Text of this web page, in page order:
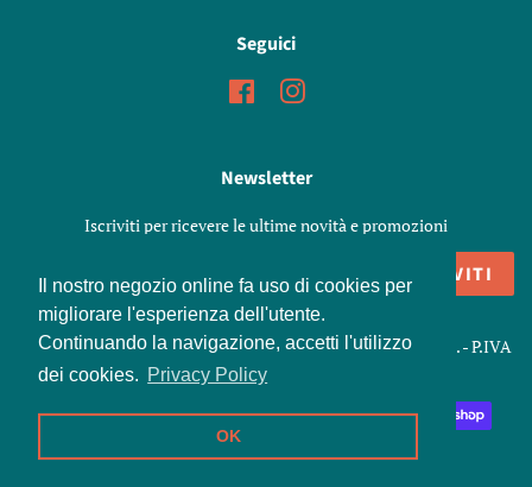
Il nostro negozio online fa uso di cookies per
migliorare l'esperienza dell'utente.
Continuando la navigazione, accetti l'utilizzo
dei cookies. Privacy Policy
OK
Seguici
FacebookInstagram
Newsletter
Iscriviti per ricevere le ultime novità e promozioni
ISCRIVITI
Copyright © 2026,Marenoni Shop. Snc di Marenoni Elisa e C. - P.IVA
01426970198
Modalità
di